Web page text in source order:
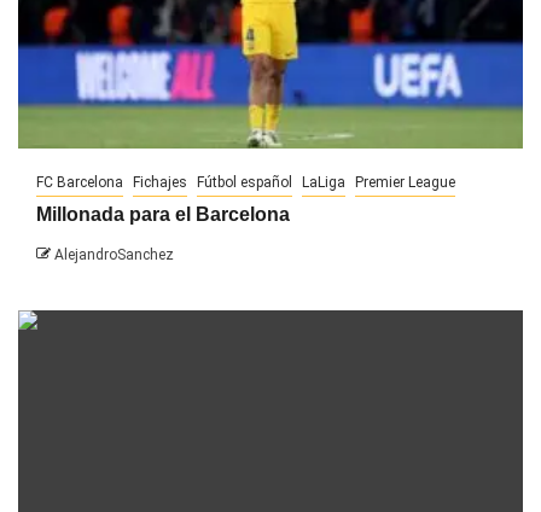
FC Barcelona Fichajes Fútbol español LaLiga Premier League
Millonada para el Barcelona
AlejandroSanchez